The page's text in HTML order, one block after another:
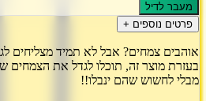
מעבר לדיל
פרטים נוספים +
אוהבים צמחים? אבל לא תמיד מצליחים
בעזרת מוצר זה, תוכלו לגדל את הצמחים
מבלי לחשוש שהם ינבלו!!